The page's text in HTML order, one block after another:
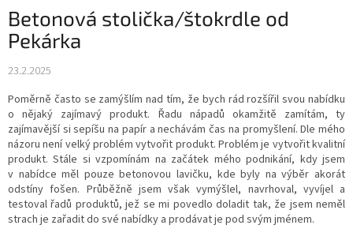
Betonová stolička/štokrdle od
Pekárka
23.2.2025
Poměrně často se zamýšlím nad tím, že bych rád rozšířil svou nabídku
o nějaký zajímavý produkt. Řadu nápadů okamžitě zamítám, ty
zajímavější si sepíšu na papír a nechávám čas na promyšlení. Dle mého
názoru není velký problém vytvořit produkt. Problém je vytvořit kvalitní
produkt. Stále si vzpomínám na začátek mého podnikání, kdy jsem
v nabídce měl pouze betonovou lavičku, kde byly na výběr akorát
odstíny fošen. Průběžně jsem však vymýšlel, navrhoval, vyvíjel a
testoval řadů produktů, jež se mi povedlo doladit tak, že jsem neměl
strach je zařadit do své nabídky a prodávat je pod svým jménem.